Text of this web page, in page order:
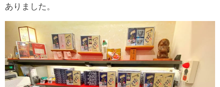
ありました。